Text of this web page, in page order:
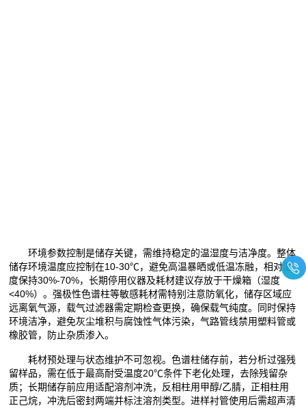
环境参数控制是储存关键，需维持稳定的温湿度与洁净度。整体
储存环境温度应控制在10-30℃，避免高温暴晒或低温冻融，相对湿
度保持30%-70%，长期停用仪器及耗材建议存放于干燥箱（湿度
<40%）。强极性色谱柱等敏感耗材需特别注意防氧化，储存区域应
远离氧气源，载气过滤器需定期检查更换，确保载气纯度。同时保持
环境洁净，避免灰尘堆积与腐蚀性气体污染，气路管线禁用塑料管或
橡胶管，防止杂质渗入。
耗材预处理与状态维护不可忽视。色谱柱储存前，若分析过强残
留样品，需在低于最高耐受温度20℃条件下老化处理，去除残留杂
质；长期储存前应用适配溶剂冲洗，反相柱用甲醇/乙腈，正相柱用
正己烷，冲洗后密封两端并标注溶剂类型。进样衬管使用后需超声清